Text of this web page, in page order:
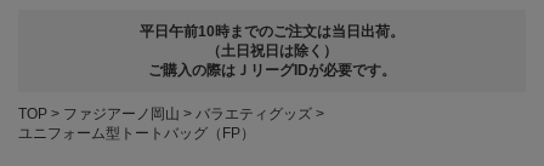
平日午前10時までのご注文は当日出荷。
（土日祝日は除く）
ご購入の際はＪリーグIDが必要です。
TOP ファジアーノ岡山
バラエティグッズ
ユニフォーム型トートバッグ（FP）